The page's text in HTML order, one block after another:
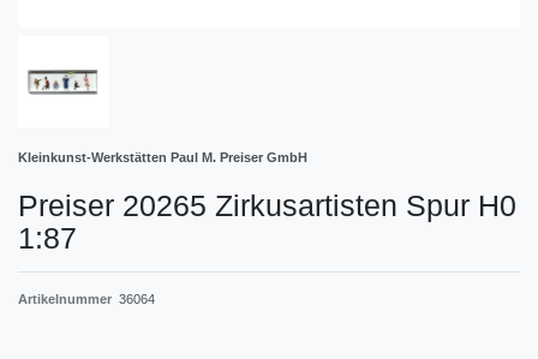
Kleinkunst-Werkstätten Paul M. Preiser GmbH
Preiser 20265 Zirkusartisten Spur H0
1:87
Artikelnummer 36064